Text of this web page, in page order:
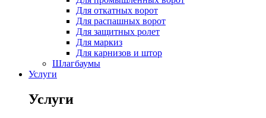
Для откатных ворот
Для распашных ворот
Для защитных ролет
Для маркиз
Для карнизов и штор
Шлагбаумы
Услуги
Услуги